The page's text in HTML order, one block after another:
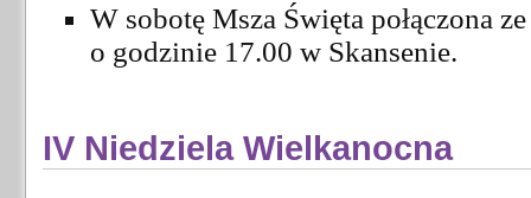
W sobotę Msza Święta połączona
o godzinie 17.00 w Skansenie.
IV Niedziela Wielkanocna